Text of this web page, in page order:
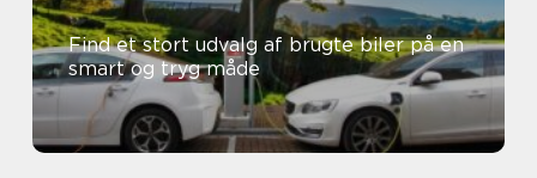
Find et stort udvalg af brugte biler på en
smart og tryg måde